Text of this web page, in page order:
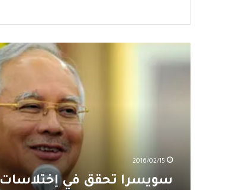
تحقق
2016/02/15
سويسرا تحقق في إختلاسات